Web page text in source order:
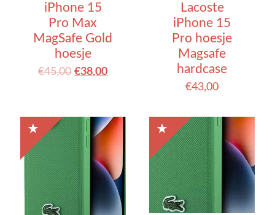
iPhone 15
Pro Max
MagSafe Gold
hoesje
€45,00 €38,00
Lacoste
iPhone 15
Pro hoesje
Magsafe
hardcase
€43,00